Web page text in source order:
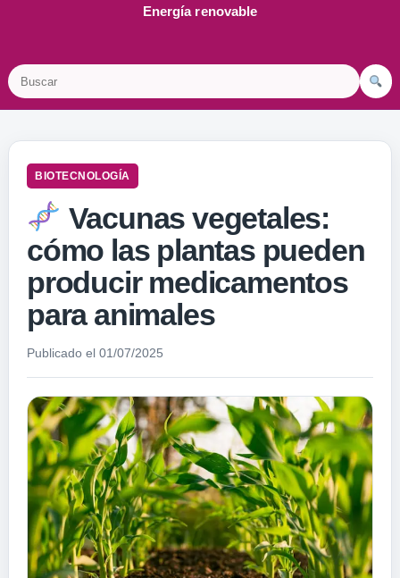
Energía renovable
BIOTECNOLOGÍA
Vacunas vegetales:
cómo las plantas pueden
producir medicamentos
para animales
Publicado el 01/07/2025